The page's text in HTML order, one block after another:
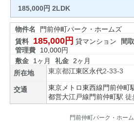
185,000円 2LDK
物件名
門前仲町パーク・ホームズ
賃料
185,000円 貸マンション 間
管理費
10,000円
敷金
1ヶ月 礼金
2ヶ月
所在地
東京都江東区永代2-33-3
交通 東京メトロ東西線門前仲町
都営大江戸線門前仲町駅 徒